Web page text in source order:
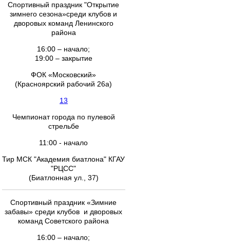
Спортивный праздник "Открытие
зимнего сезона»среди клубов и
дворовых команд Ленинского
района
16:00 – начало;
19:00 – закрытие
ФОК «Московский»
(Красноярский рабочий 26а)
13
Чемпионат города по пулевой
стрельбе
11:00 - начало
Тир МСК "Академия биатлона" КГАУ
"РЦСС"
(Биатлонная ул., 37)
Спортивный праздник «Зимние
забавы» среди клубов и дворовых
команд Советского района
16:00 – начало;